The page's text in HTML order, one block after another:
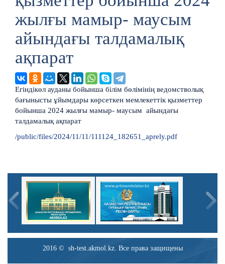
жылғы мамыр- маусым
айындағы талдамалық
ақпарат
Егіндікөл ауданы бойынша білім бөлімінің ведомстволық
бағынысты ұйымдары көрсеткен мемлекеттік қызметтер
бойынша 2024 жылғы мамыр- маусым айындағы
талдамалық ақпарат
/public/files/2024/11/11/111124_182651_aprely.pdf
2016 © sh-test.akmol.kz. Все права защищены